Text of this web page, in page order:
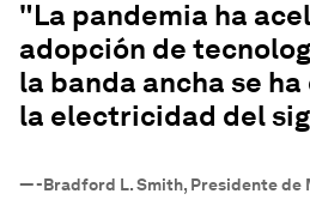
"La pandemia ha
adopción de
la banda ancha se
la electricidad del
—-Bradford L. Smith, Presidente de